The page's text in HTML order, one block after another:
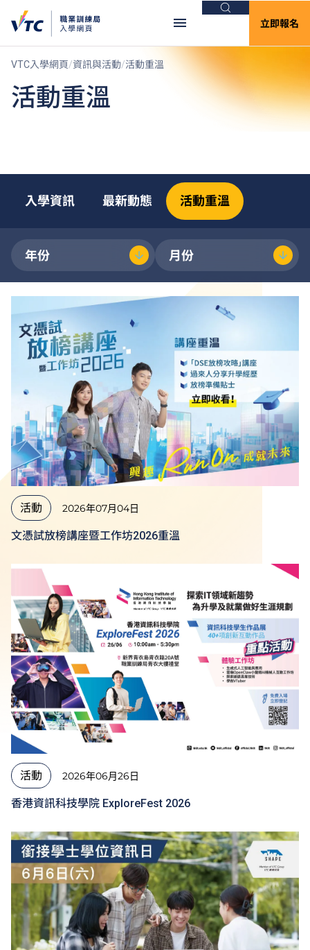
搜尋
立即報名
VTC入學網頁 資訊與活動 活動重溫
活動重溫
入學資訊 最新動態 活動重溫
年份 月份
活動 2026年07月04日
文憑試放榜講座暨工作坊2026重溫
活動 2026年06月26日
香港資訊科技學院 ExploreFest 2026